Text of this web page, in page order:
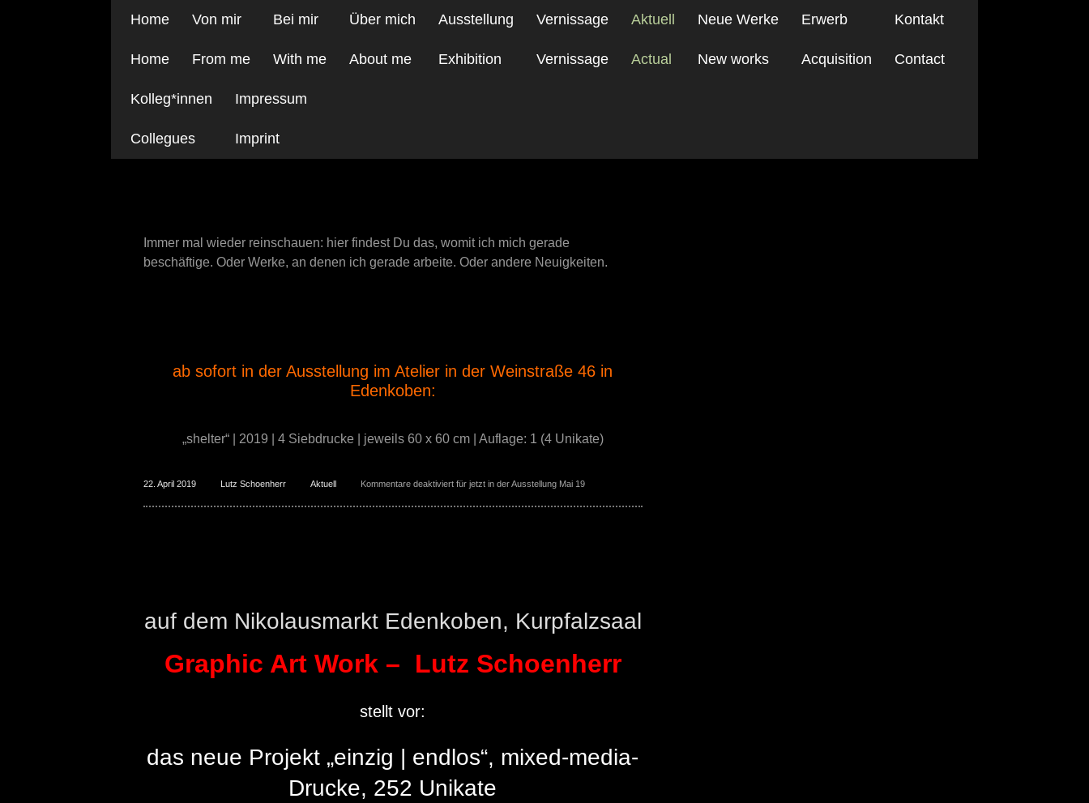
Home
Home
Von mir
From me
Bei mir
With me
Über mich
About me
Ausstellung
Exhibition
Vernissage
Vernissage
Aktuell
Actual
Neue Werke
New works
Erwerb
Acquisition
Kontakt
Contact
Kolleg*innen
Collegues
Impressum
Imprint
Immer mal wieder reinschauen: hier findest Du das, womit ich mich gerade
beschäftige. Oder Werke, an denen ich gerade arbeite. Oder andere Neuigkeiten.
ab sofort in der Ausstellung im Atelier in der Weinstraße 46 in
Edenkoben:
„shelter“ | 2019 | 4 Siebdrucke | jeweils 60 x 60 cm | Auflage: 1 (4 Unikate)
22. April 2019 Lutz Schoenherr Aktuell Kommentare deaktiviert für jetzt in der Ausstellung Mai 19
auf dem Nikolausmarkt Edenkoben, Kurpfalzsaal
Graphic Art Work – Lutz Schoenherr
stellt vor:
das neue Projekt „einzig | endlos“, mixed-media-
Drucke, 252 Unikate